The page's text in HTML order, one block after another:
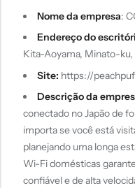
Nome da empresa:
Endereço do
Kita-Aoyama, Minato-ku,
Site: https://
Descrição da
conectado no Japão de
importa se você está
planejando uma longa
Wi-Fi domésticas
confiável e de alta